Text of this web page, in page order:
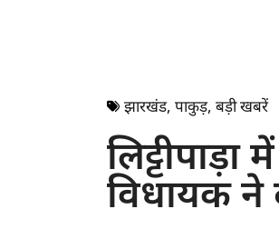
झारखंड, पाकुड़, बड़ी खबरें
विधायक ने